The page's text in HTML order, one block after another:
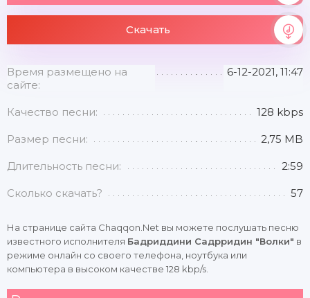
Скачать
Время размещено на
сайте:
6-12-2021, 11:47
Качество песни: 128 kbps
Размер песни: 2,75 MB
Длительность песни: 2:59
Сколько скачать? 57
На странице сайта Chaqqon.Net вы можете послушать песню
известного исполнителя Бадриддини Садрридин "Волки" в
режиме онлайн со своего телефона, ноутбука или
компьютера в высоком качестве 128 kbp/s.